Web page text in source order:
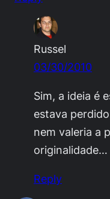
Russel
03/30/2010
Sim, a ideia é
estava
nem valeria a
originalidade…
Reply